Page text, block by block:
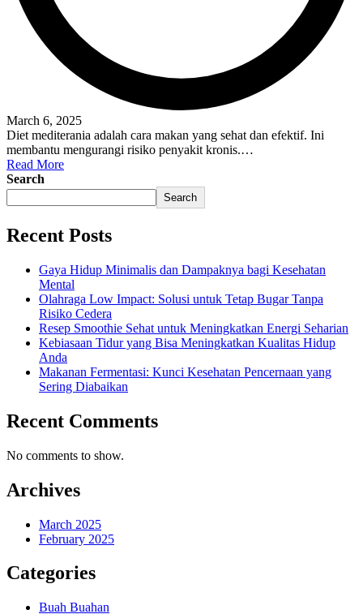
March 6, 2025
Diet mediterania adalah cara makan yang sehat dan efektif. Ini
membantu mengurangi risiko penyakit kronis.…
Read More
Search
Search
Recent Posts
Gaya Hidup Minimalis dan Dampaknya bagi Kesehatan
Mental
Olahraga Low Impact: Solusi untuk Tetap Bugar Tanpa
Risiko Cedera
Resep Smoothie Sehat untuk Meningkatkan Energi Seharian
Kebiasaan Tidur yang Bisa Meningkatkan Kualitas Hidup
Anda
Makanan Fermentasi: Kunci Kesehatan Pencernaan yang
Sering Diabaikan
Recent Comments
No comments to show.
Archives
March 2025
February 2025
Categories
Buah Buahan